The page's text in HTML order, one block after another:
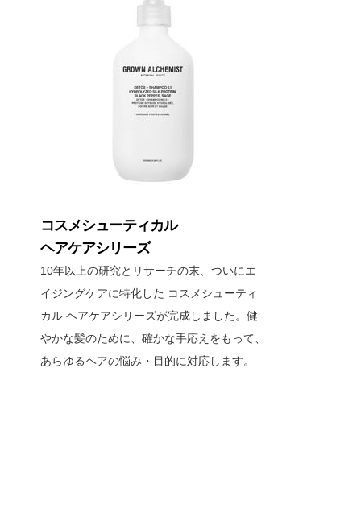
コスメシューティカル
ヘアケアシリーズ
10年以上の研究とリサーチの末、ついにエ
イジングケアに特化した コスメシューティ
カル ヘアケアシリーズが完成しました。健
やかな髪のために、確かな手応えをもって、
あらゆるヘアの悩み・目的に対応します。